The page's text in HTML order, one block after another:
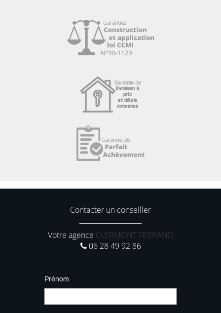
Contacter un conseiller
Votre agence CLERMONT FERRAND
06 28 49 92 86
Prénom